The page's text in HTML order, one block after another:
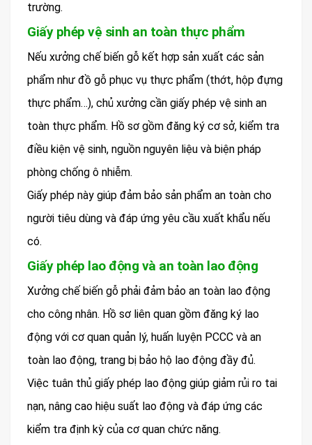
trường.
Giấy phép vệ sinh an toàn thực phẩm
Nếu xưởng chế biến gỗ kết hợp sản xuất các sản
phẩm như đồ gỗ phục vụ thực phẩm (thớt, hộp đựng
thực phẩm…), chủ xưởng cần giấy phép vệ sinh an
toàn thực phẩm. Hồ sơ gồm đăng ký cơ sở, kiểm tra
điều kiện vệ sinh, nguồn nguyên liệu và biện pháp
phòng chống ô nhiễm.
Giấy phép này giúp đảm bảo sản phẩm an toàn cho
người tiêu dùng và đáp ứng yêu cầu xuất khẩu nếu
có.
Giấy phép lao động và an toàn lao động
Xưởng chế biến gỗ phải đảm bảo an toàn lao động
cho công nhân. Hồ sơ liên quan gồm đăng ký lao
động với cơ quan quản lý, huấn luyện PCCC và an
toàn lao động, trang bị bảo hộ lao động đầy đủ.
Việc tuân thủ giấy phép lao động giúp giảm rủi ro tai
nạn, nâng cao hiệu suất lao động và đáp ứng các
kiểm tra định kỳ của cơ quan chức năng.